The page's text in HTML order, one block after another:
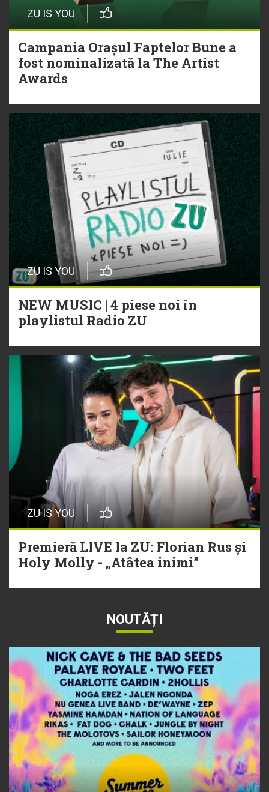
ZU IS YOU
Campania Orașul Faptelor Bune a
fost nominalizată la The Artist
Awards
ZU IS YOU
NEW MUSIC | 4 piese noi în
playlistul Radio ZU
ZU IS YOU
Premieră LIVE la ZU: Florian Rus și
Holy Molly - „Atâtea inimi”
NOUTĂȚI